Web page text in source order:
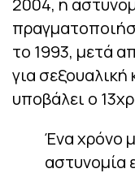
2004, η
το 1993, μετά
για
υποβάλει ο
Ένα χρόνο
αστυνομία